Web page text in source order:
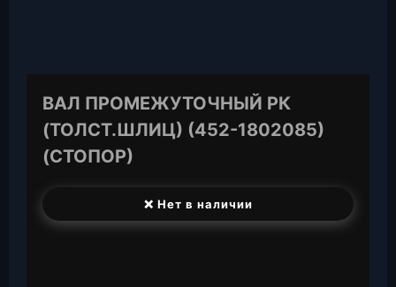
ВАЛ ПРОМЕЖУТОЧНЫЙ РК
(ТОЛСТ.ШЛИЦ) (452-1802085)
(СТОПОР)
❌ Нет в наличии